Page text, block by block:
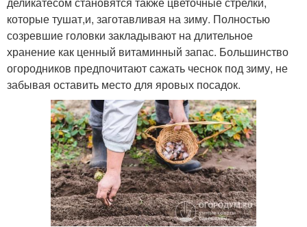
которые тушат,и, заготавливая на зиму. Полностью
созревшие головки закладывают на длительное
хранение как ценный витаминный запас. Большинство
огородников предпочитают сажать чеснок под зиму, не
забывая оставить место для яровых посадок.